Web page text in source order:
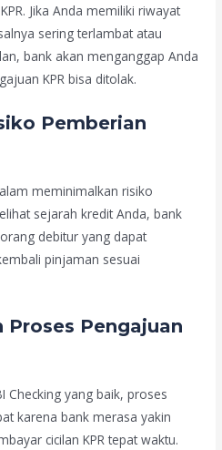
Jika Anda memiliki riwayat
sering terlambat atau
bank akan menganggap Anda
KPR bisa ditolak.
Pemberian
meminimalkan risiko
sejarah kredit Anda, bank
debitur yang dapat
pinjaman sesuai
Pengajuan
Checking yang baik, proses
karena bank merasa yakin
cicilan KPR tepat waktu.